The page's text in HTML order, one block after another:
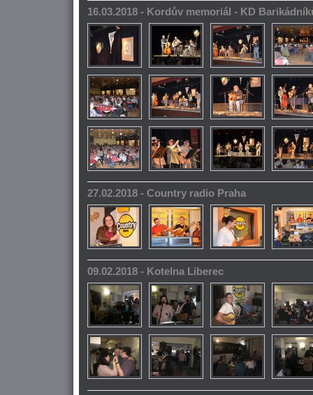
16.03.2018 - Kordův memoriál - KD
27.02.2018 - Country radio Praha
09.02.2018 - Kotelna Liberec